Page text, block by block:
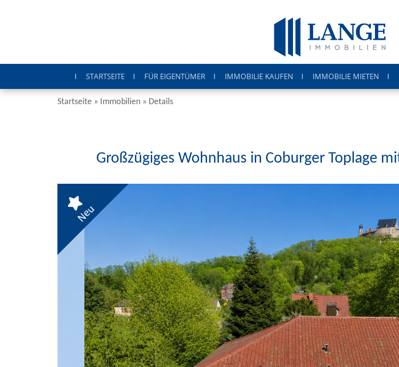
STARTSEITE FÜR EIGENTÜMER IMMOBILIE KAUFEN IMMOBILIE MIETEN
Startseite » Immobilien » Details
Großzügiges Wohnhaus in Coburger Toplage